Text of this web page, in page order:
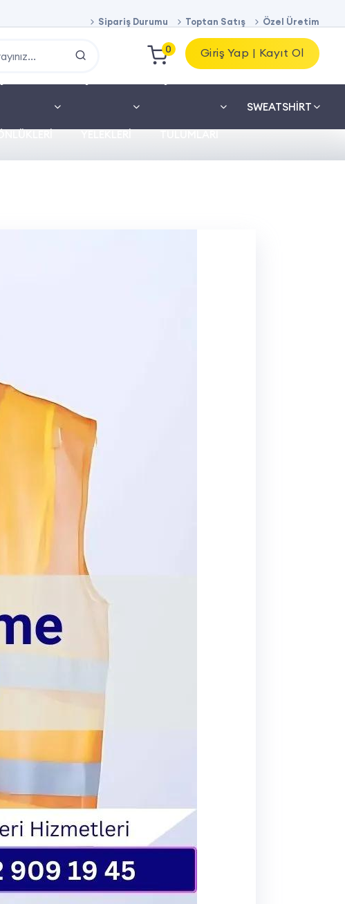
Sipariş Durumu Toptan Satış Özel Üretim
0 Giriş Yap | Kayıt Ol
SWEATSHIRT